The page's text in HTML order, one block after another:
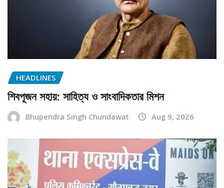
HEADLINES
শিবপূজন সহায়: সাহিত্য ও সাংবাদিকতার মিশন
Bhupendra Singh Chundawat Aug 9, 2026